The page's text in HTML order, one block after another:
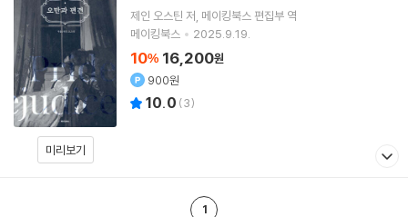
미리보기
제인 오스틴 저 메이킹북스 편집부 역
메이킹북스
2025.9.19.
10% 16,200원
900원
10.0 (3)
1